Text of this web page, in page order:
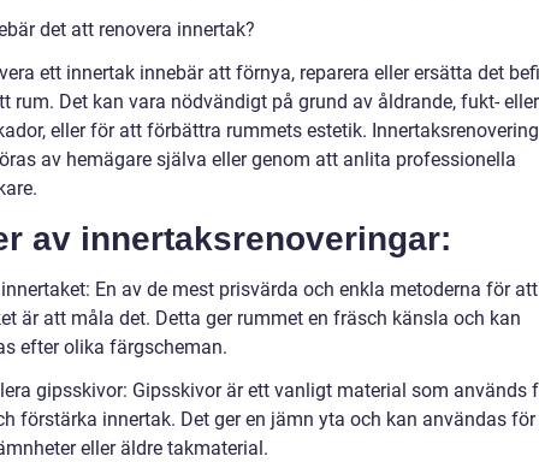
det att renovera innertak?
ett innertak innebär att förnya, reparera eller ersätta det
rum. Det kan vara nödvändigt på grund av åldrande, fukt- eller
eller för att förbättra rummets estetik.
av hemägare själva eller genom att anlita professionella
av innertaksrenoveringar:
En av de mest prisvärda och enkla metoderna för
är att måla det. Detta ger rummet en fräsch känsla och kan
efter olika färgscheman.
gipsskivor: Gipsskivor är ett vanligt material som används
förstärka innertak. Det ger en jämn yta och kan användas
eller äldre takmaterial.